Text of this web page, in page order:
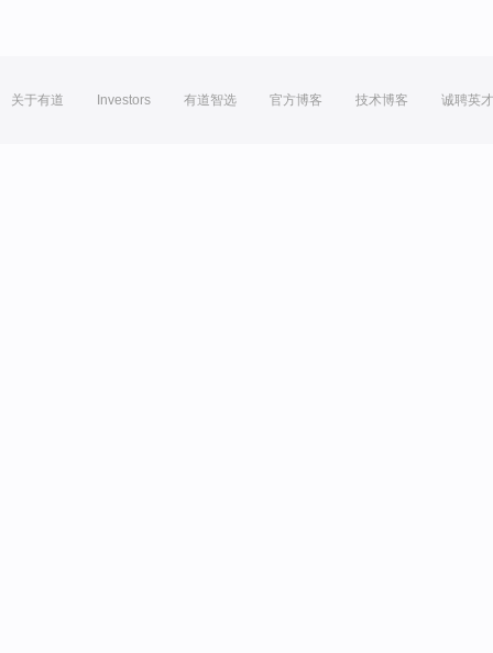
关于有道 Investors 有道智选 官方博客 技术博客 诚聘英才